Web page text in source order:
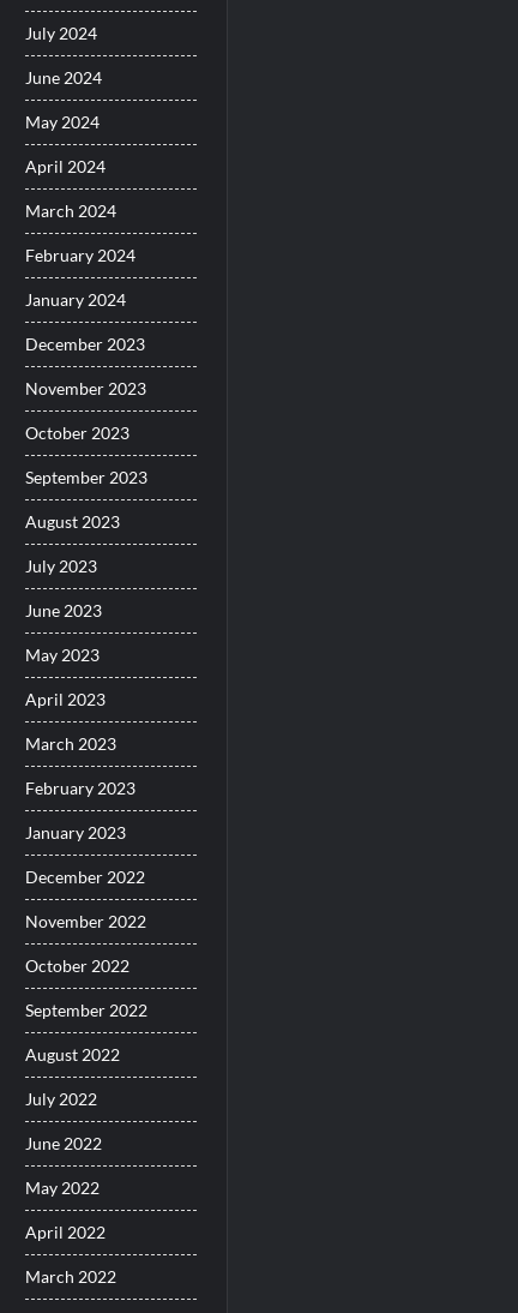
July 2024
June 2024
May 2024
April 2024
March 2024
February 2024
January 2024
December 2023
November 2023
October 2023
September 2023
August 2023
July 2023
June 2023
May 2023
April 2023
March 2023
February 2023
January 2023
December 2022
November 2022
October 2022
September 2022
August 2022
July 2022
June 2022
May 2022
April 2022
March 2022